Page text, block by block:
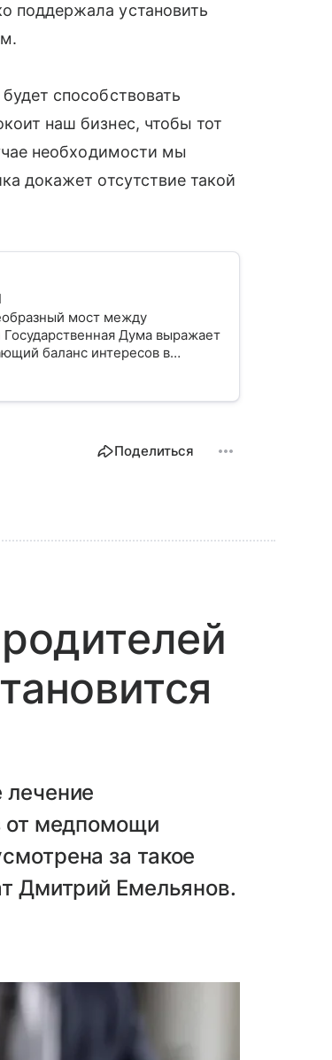
поддержала установить
способствовать
наш бизнес, чтобы тот
необходимости мы
докажет отсутствие такой
мост между
Дума выражает
баланс интересов в
Поделиться
лечение
от медпомощи
за такое
Дмитрий Емельянов.